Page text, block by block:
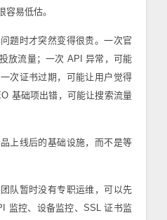
容易低估。
题时才突然变得很贵。一次官
放流量；一次 API 异常，可能
次证书过期，可能让用户觉得
基础项出错，可能让搜索流量
上线后的基础设施，而不是等
队暂时没有专职运维，可以先
监控、设备监控、SSL 证书监